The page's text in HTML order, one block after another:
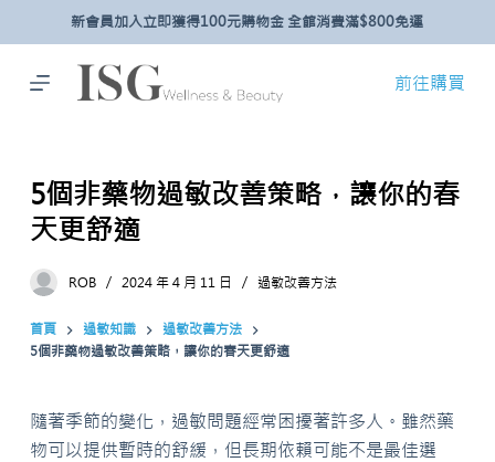
主
新會員加入立即獲得100元購物金 全館消費滿$800免運
前往購買
5個非藥物過敏改善策略，讓你的春
天更舒適
ROB 2024 年 4 月 11 日 過敏改善方法
首頁 過敏知識
過敏改善方法
5個非藥物過敏改善策略，讓你的春天更舒適
隨著季節的變化，過敏問題經常困擾著許多人。雖然藥
物可以提供暫時的舒緩，但長期依賴可能不是最佳選